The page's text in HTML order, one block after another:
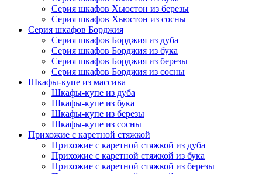
Серия шкафов Хьюстон из березы
Серия шкафов Хьюстон из сосны
Серия шкафов Борджия
Серия шкафов Борджия из дуба
Серия шкафов Борджия из бука
Серия шкафов Борджия из березы
Серия шкафов Борджия из сосны
Шкафы-купе из массива
Шкафы-купе из дуба
Шкафы-купе из бука
Шкафы-купе из березы
Шкафы-купе из сосны
Прихожие с каретной стяжкой
Прихожие с каретной стяжкой из дуба
Прихожие с каретной стяжкой из бука
Прихожие с каретной стяжкой из березы